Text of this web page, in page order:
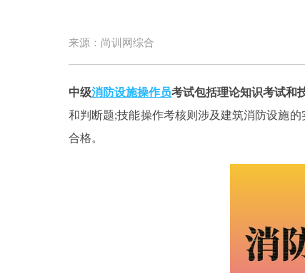
来源： 尚训网综合
中级消防设施操作员考试包括理论知识考试和
和判断题;技能操作考核则涉及建筑消防设施
合格。